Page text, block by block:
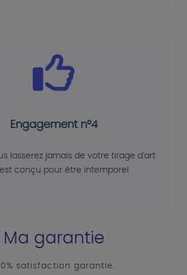
Engagement n°4
lasserez jamais de votre tirage d'art
conçu pour être intemporel.
Ma garantie
satisfaction garantie.